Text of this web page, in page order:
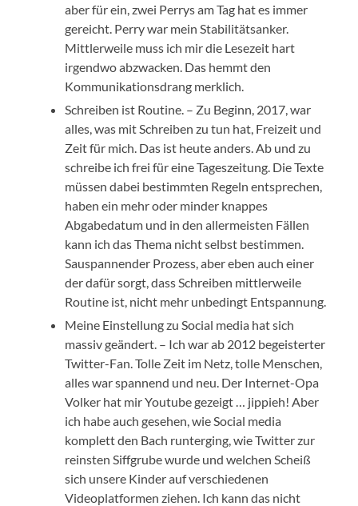
aber für ein, zwei Perrys am Tag hat es immer
gereicht. Perry war mein Stabilitätsanker.
Mittlerweile muss ich mir die Lesezeit hart
irgendwo abzwacken. Das hemmt den
Kommunikationsdrang merklich.
Schreiben ist Routine. – Zu Beginn, 2017, war
alles, was mit Schreiben zu tun hat, Freizeit und
Zeit für mich. Das ist heute anders. Ab und zu
schreibe ich frei für eine Tageszeitung. Die Texte
müssen dabei bestimmten Regeln entsprechen,
haben ein mehr oder minder knappes
Abgabedatum und in den allermeisten Fällen
kann ich das Thema nicht selbst bestimmen.
Sauspannender Prozess, aber eben auch einer
der dafür sorgt, dass Schreiben mittlerweile
Routine ist, nicht mehr unbedingt Entspannung.
Meine Einstellung zu Social media hat sich
massiv geändert. – Ich war ab 2012 begeisterter
Twitter-Fan. Tolle Zeit im Netz, tolle Menschen,
alles war spannend und neu. Der Internet-Opa
Volker hat mir Youtube gezeigt … jippieh! Aber
ich habe auch gesehen, wie Social media
komplett den Bach runterging, wie Twitter zur
reinsten Siffgrube wurde und welchen Scheiß
sich unsere Kinder auf verschiedenen
Videoplatformen ziehen. Ich kann das nicht